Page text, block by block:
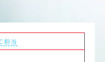
じて、Web広告の運用管理（代
ライティング）などに携わって
す。
担当